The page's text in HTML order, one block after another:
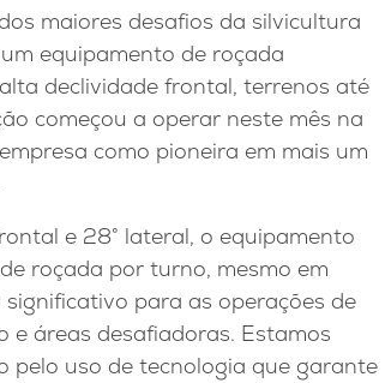
maiores desafios da silvicultura
equipamento de roçada
declividade frontal, terrenos até
começou a operar neste mês na
como pioneira em mais um
e 28° lateral, o equipamento
roçada por turno, mesmo em
para as operações de
áreas desafiadoras. Estamos
pelo uso de tecnologia que garante